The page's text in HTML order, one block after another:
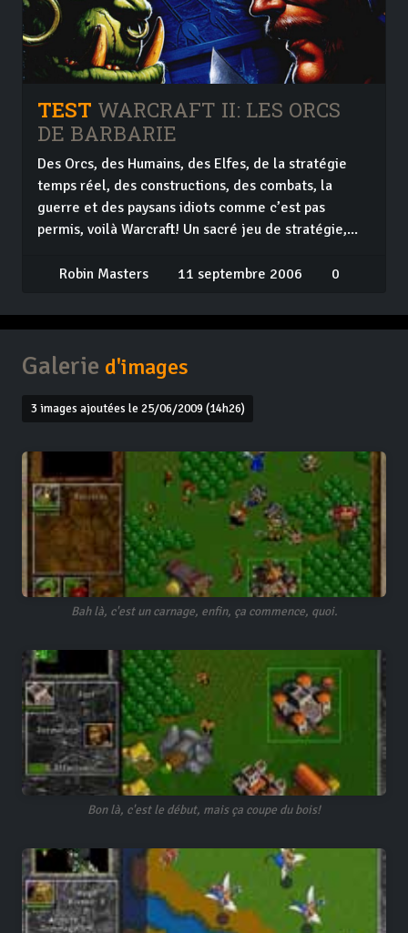
TEST WARCRAFT II: LES ORCS
DE BARBARIE
Des Orcs, des Humains, des Elfes, de la stratégie
temps réel, des constructions, des combats, la
guerre et des paysans idiots comme c’est pas
permis, voilà Warcraft! Un sacré jeu de stratégie,...
Robin Masters 11 septembre 2006 0
Galerie d'images
3 images ajoutées le 25/06/2009 (14h26)
Bah là, c'est un carnage, enfin, ça commence, quoi.
Bon là, c'est le début, mais ça coupe du bois!